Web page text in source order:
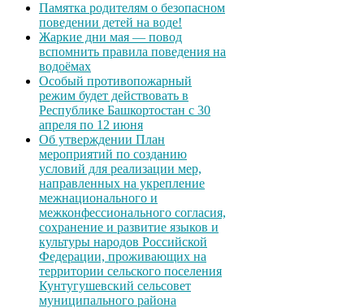
Памятка родителям о безопасном
поведении детей на воде!
Жаркие дни мая — повод
вспомнить правила поведения на
водоёмах
Особый противопожарный
режим будет действовать в
Республике Башкортостан с 30
апреля по 12 июня
Об утверждении План
мероприятий по созданию
условий для реализации мер,
направленных на укрепление
межнационального и
межконфессионального согласия,
сохранение и развитие языков и
культуры народов Российской
Федерации, проживающих на
территории сельского поселения
Кунтугушевский сельсовет
муниципального района